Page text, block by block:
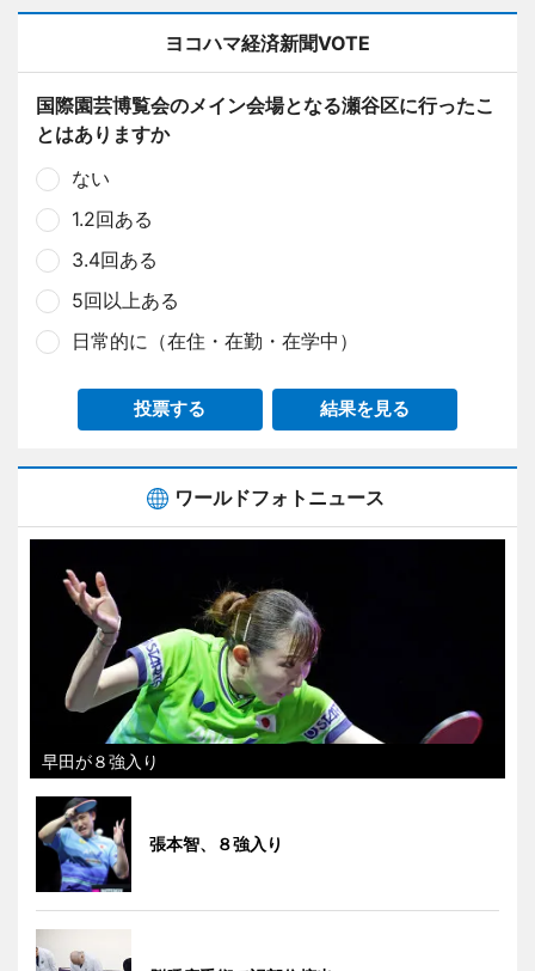
ヨコハマ経済新聞VOTE
国際園芸博覧会のメイン会場となる瀬谷区に行ったこ
とはありますか
ない
1.2回ある
3.4回ある
5回以上ある
日常的に（在住・在勤・在学中）
投票する 結果を見る
ワールドフォトニュース
早田が８強入り
張本智、８強入り